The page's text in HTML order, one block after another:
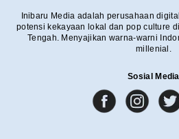
Inibaru Media adalah perusahaan
potensi kekayaan lokal dan pop culture
Tengah. Menyajikan warna-warni
millenial.
Sosial Media